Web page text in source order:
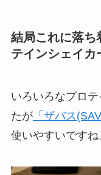
結局これに落ち
テインシェイカ
いろいろなプロ
たが「ザバス
使いやすいですね